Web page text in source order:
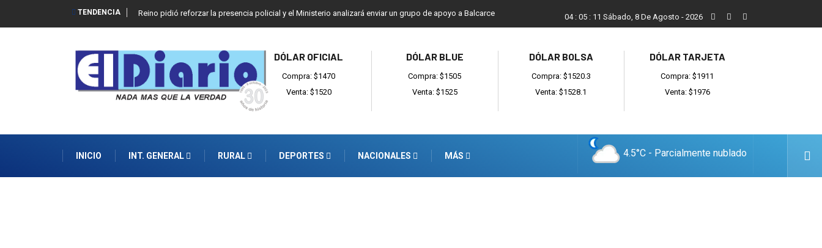
TENDENCIA Reino pidió reforzar la presencia policial y el Ministerio analizará enviar un grupo de apoyo a Balcarce Vecinos, instituciones y concejales se manifestaron contra
04: 05 : 12 Sábado, 8 De Agosto - 2026
DÓLAR OFICIAL
Compra: $1470
Venta: $1520
DÓLAR BLUE
Compra: $1505
Venta: $1525
DÓLAR BOLSA
Compra: $1520.3
Venta: $1528.1
DÓLAR TARJETA
Compra: $1911
Venta: $1976
INICIO INT. GENERAL RURAL DEPORTES NACIONALES MÁS 4.5°C - Parcialmente nublado